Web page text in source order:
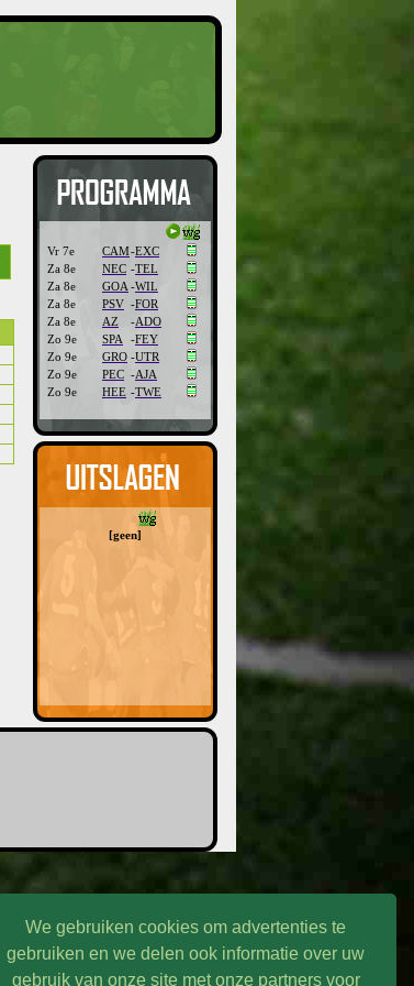
We gebruiken cookies om advertenties te
gebruiken en we delen ook informatie over uw
gebruik van onze site met onze partners voor
Vr 7e CAM-EXC
Za 8e
NEC -TEL
Za 8e
GOA -WIL
Za 8e
PSV -FOR
Za 8e
AZ -ADO
Zo 9e
SPA -FEY
Zo 9e
GRO -UTR
Zo 9e
PEC -AJA
Zo 9e
HEE -TWE
[geen]